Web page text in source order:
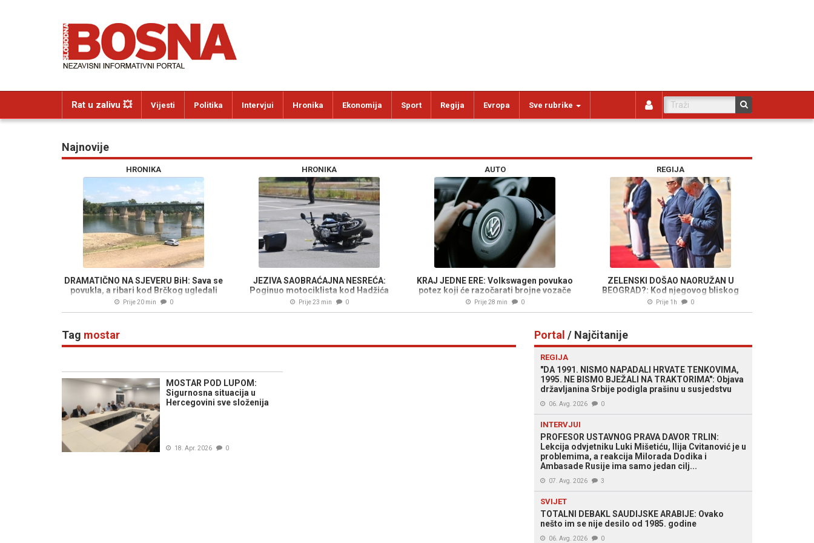
Rat u zalivu 💥 Vijesti Politika Intervjui Hronika Ekonomija Sport Regija Evropa Sve rubrike
Najnovije
HRONIKA
DRAMATIČNO NA SJEVERU BiH: Sava se
povukla, a ribari kod Brčkog ugledali
kosti koje asociraju na ljudske
Prije 20 min 0
HRONIKA
JEZIVA SAOBRAĆAJNA NESREĆA:
Poginuo motociklista kod Hadžića
Prije 23 min 0
AUTO
KRAJ JEDNE ERE: Volkswagen povukao
potez koji će razočarati brojne vozače
Prije 28 min 0
REGIJA
ZELENSKI DOŠAO NAORUŽAN U
BEOGRAD?: Kod njegovog bliskog
savjetnika navodno se nalazio pištolj u
Prije 1h 0
Tag mostar
MOSTAR POD LUPOM:
Sigurnosna situacija u
Hercegovini sve složenija
18. Apr. 2026 0
Portal / Najčitanije
REGIJA
"DA 1991. NISMO NAPADALI HRVATE TENKOVIMA,
1995. NE BISMO BJEŽALI NA TRAKTORIMA": Objava
državljanina Srbije podigla prašinu u susjedstvu
06. Avg. 2026 0
INTERVJUI
PROFESOR USTAVNOG PRAVA DAVOR TRLIN:
Lekcija odvjetniku Luki Mišetiću, Ilija Cvitanović je u
problemima, a reakcija Milorada Dodika i
Ambasade Rusije ima samo jedan cilj...
07. Avg. 2026 3
SVIJET
TOTALNI DEBAKL SAUDIJSKE ARABIJE: Ovako
nešto im se nije desilo od 1985. godine
06. Avg. 2026 0